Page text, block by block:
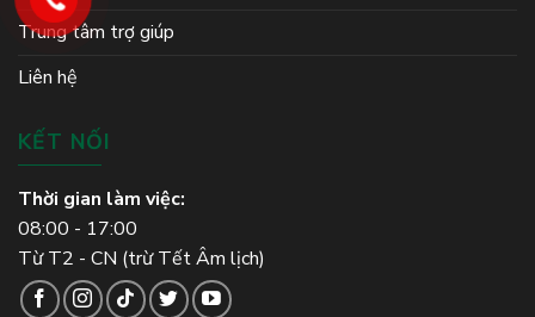
Trung tâm trợ giúp
Liên hệ
KẾT NỐI
Thời gian làm việc:
08:00 - 17:00
Từ T2 - CN (trừ Tết Âm lịch)